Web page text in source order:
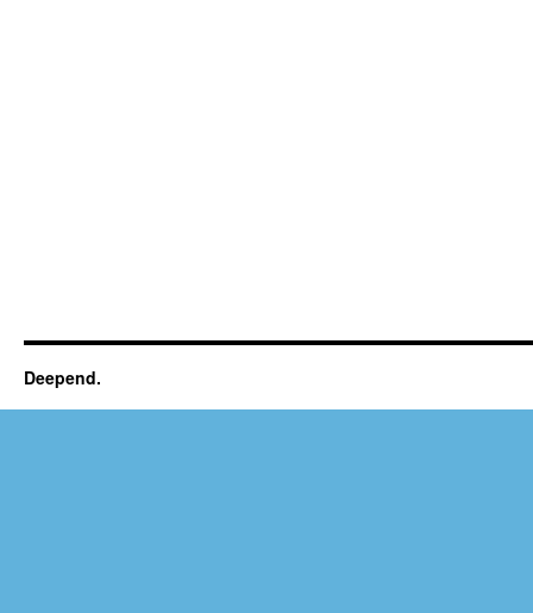
Deepend.